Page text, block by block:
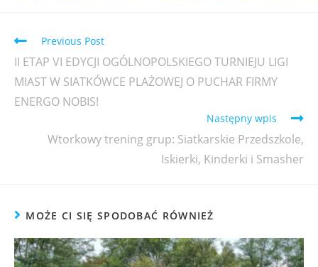
Previous Post
II ETAP VI EDYCJI OGÓLNOPOLSKIEGO TURNIEJU LIGI
MIAST W SIATKÓWCE PLAŻOWEJ O PUCHAR FIRMY
ENERGO NOBIS!
Następny wpis
Wtorkowy trening grup: Siatkarskie Przedszkole,
Iskierki, Kinderki i Smasher
MOŻE CI SIĘ SPODOBAĆ RÓWNIEŻ